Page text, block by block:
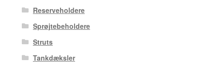
Reserveholdere
Sprøjtebeholdere
Struts
Tankdæksler